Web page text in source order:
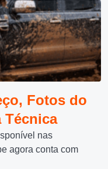
Fotos do
Técnica
nas
agora conta com